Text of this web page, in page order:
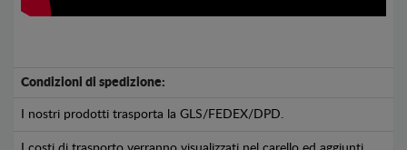
Condizioni di spedizione:
I nostri prodotti trasporta la GLS/FEDEX/DPD.